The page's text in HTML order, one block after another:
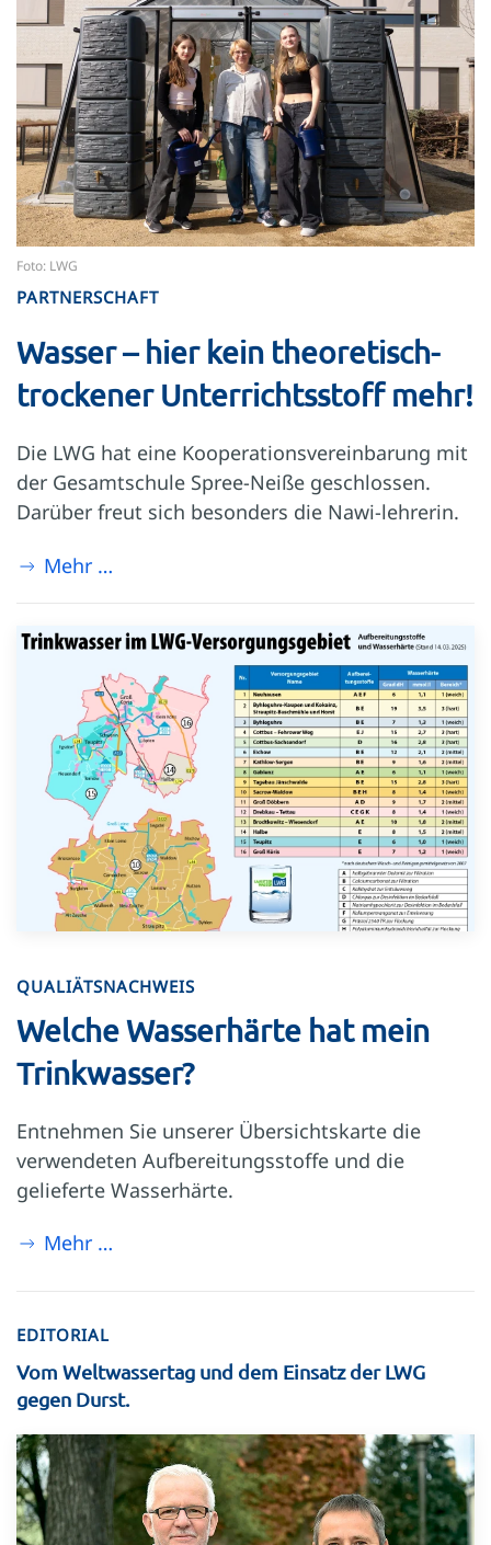
Foto: LWG
PARTNERSCHAFT
Wasser – hier kein theoretisch-
trockener Unterrichtsstoff mehr!
Die LWG hat eine Kooperationsvereinbarung mit
der Gesamtschule Spree-Neiße geschlossen.
Darüber freut sich besonders die Nawi-lehrerin.
Mehr …
QUALIÄTSNACHWEIS
Welche Wasserhärte hat mein
Trinkwasser?
Entnehmen Sie unserer Übersichtskarte die
verwendeten Aufbereitungsstoffe und die
gelieferte Wasserhärte.
Mehr …
EDITORIAL
Vom Weltwassertag und dem Einsatz der LWG
gegen Durst.